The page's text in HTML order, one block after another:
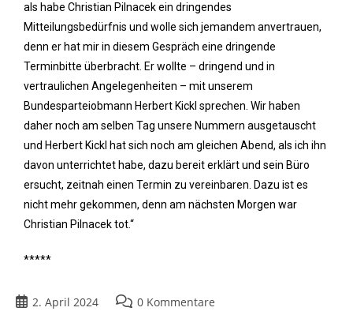
als habe Christian Pilnacek ein dringendes
Mitteilungsbedürfnis und wolle sich jemandem anvertrauen,
denn er hat mir in diesem Gespräch eine dringende
Terminbitte überbracht. Er wollte – dringend und in
vertraulichen Angelegenheiten – mit unserem
Bundesparteiobmann Herbert Kickl sprechen. Wir haben
daher noch am selben Tag unsere Nummern ausgetauscht
und Herbert Kickl hat sich noch am gleichen Abend, als ich ihn
davon unterrichtet habe, dazu bereit erklärt und sein Büro
ersucht, zeitnah einen Termin zu vereinbaren. Dazu ist es
nicht mehr gekommen, denn am nächsten Morgen war
Christian Pilnacek tot.“
*****
2. April 2024 0 Kommentare